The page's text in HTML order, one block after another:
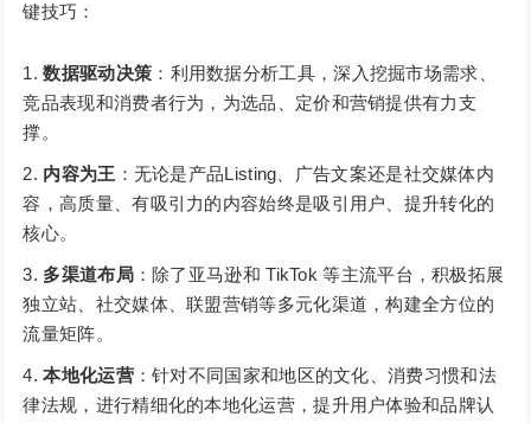
键技巧：
数据驱动决策 ：利用数据分析工具，深入挖掘市场需求、
竞品表现和消费者行为，为选品、定价和营销提供有力支
撑。
内容为王 ：无论是产品Listing、广告文案还是社交媒体内
容，高质量、有吸引力的内容始终是吸引用户、提升转化的
核心。
多渠道布局：除了亚马逊和 TikTok 等主流平台，积极拓展
独立站、社交媒体、联盟营销等多元化渠道，构建全方位的
流量矩阵。
本地化运营：针对不同国家和地区的文化、消费习惯和法
律法规，进行精细化的本地化运营，提升用户体验和品牌认